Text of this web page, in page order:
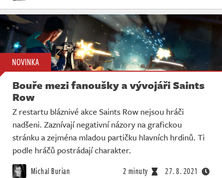
NOVINKA
Bouře mezi fanoušky a vývojáři Saints
Row
Z restartu bláznivé akce Saints Row nejsou hráči
nadšeni. Zaznívají negativní názory na grafickou
stránku a zejména mladou partičku hlavních hrdinů. Ti
podle hráčů postrádají charakter.
Michal Burian 2 minuty 27. 8. 2021